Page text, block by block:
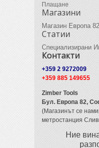
Плащане
Магазини
Магазин Европа 82
Статии
Специализирани
Контакти
+359 2 9272009
+359 885 149655
Zimber Tools
Бул. Европа 82,
(Магазинът се
метростанция
Ние